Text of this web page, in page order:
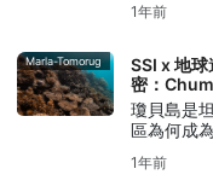
1年前
Marla-Tomorug
SSI x 地
密：
瓊貝島是
區為何成
1年前